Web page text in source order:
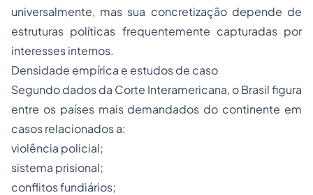
universalmente, mas sua concretização depende de
estruturas políticas frequentemente capturadas por
interesses internos.
Densidade empírica e estudos de caso
Segundo dados da Corte Interamericana, o Brasil figura
entre os países mais demandados do continente em
casos relacionados a:
violência policial;
sistema prisional;
conflitos fundiários;